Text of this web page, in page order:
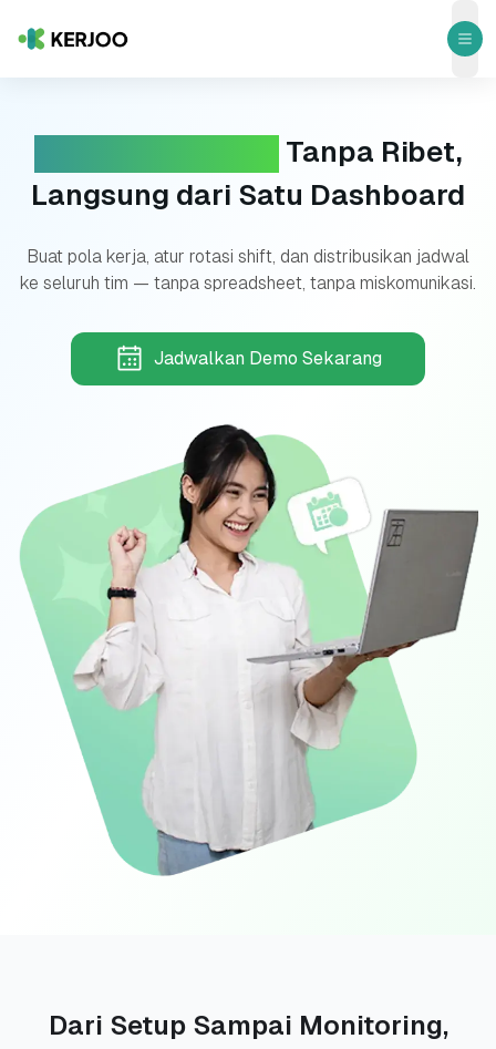
Tanpa Ribet,
Langsung dari Satu Dashboard
Buat pola kerja, atur rotasi shift, dan distribusikan jadwal
ke seluruh tim — tanpa spreadsheet, tanpa miskomunikasi.
Jadwalkan Demo Sekarang
Dari Setup Sampai Monitoring,